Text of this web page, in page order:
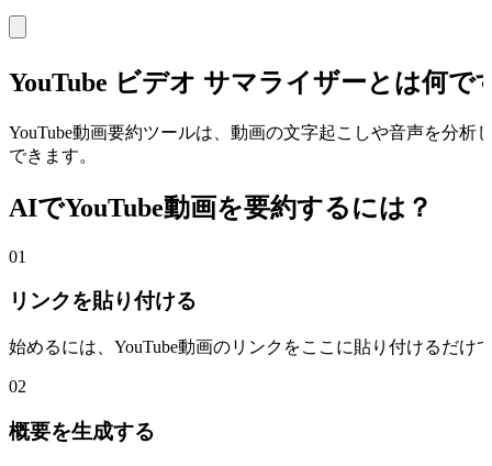
YouTube ビデオ サマライザーとは何で
YouTube動画要約ツールは、動画の文字起こしや音声を分
できます。
AIでYouTube動画を要約するには？
01
リンクを貼り付ける
始めるには、YouTube動画のリンクをここに貼り付けるだ
02
概要を生成する